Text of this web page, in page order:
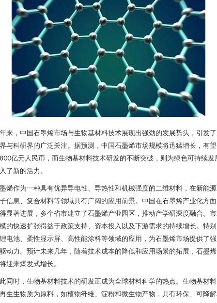
来，中国石墨烯市场与生物基材料技术展现出强劲的发展势头，引发
与科研界的广泛关注。据预测，中国石墨烯市场规模将迅猛增长，有
亿元人民币，而生物基材料技术研发的不断突破，则为绿色可持续发
了新的活力。
烯作为一种具有优异导电性、导热性和机械强度的二维材料，在新能
信息、复合材料等领域具有广阔的应用前景。中国在石墨烯产业化方
显著进展，多个省市建立了石墨烯产业园区，推动产学研深度融合。
的快速扩张得益于政策支持、资本投入以及下游需求的持续增长。特
电池、柔性显示屏、高性能涂料等领域的应用，为石墨烯市场提供了
动力。预计未来几年，随着技术成本的降低和应用场景的拓展，石墨
迎来爆发式增长。
同时，生物基材料技术的研发正成为全球材料科学的热点。生物基材
生生物质为原料，如植物纤维、淀粉和微生物产物，具有环保、可降